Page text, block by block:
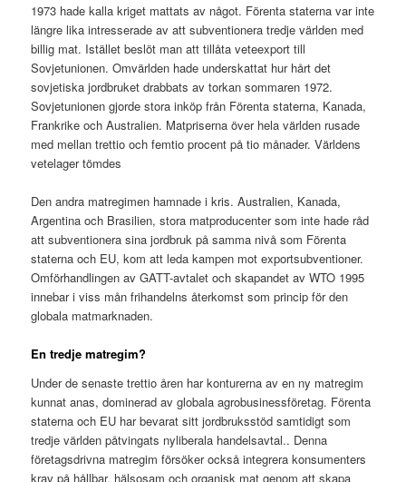
1973 hade kalla kriget mattats av något. Förenta staterna var inte
längre lika intresserade av att subventionera tredje världen med
billig mat. Istället beslöt man att tillåta veteexport till
Sovjetunionen. Omvärlden hade underskattat hur hårt det
sovjetiska jordbruket drabbats av torkan sommaren 1972.
Sovjetunionen gjorde stora inköp från Förenta staterna, Kanada,
Frankrike och Australien. Matpriserna över hela världen rusade
med mellan trettio och femtio procent på tio månader. Världens
vetelager tömdes
Den andra matregimen hamnade i kris. Australien, Kanada,
Argentina och Brasilien, stora matproducenter som inte hade råd
att subventionera sina jordbruk på samma nivå som Förenta
staterna och EU, kom att leda kampen mot exportsubventioner.
Omförhandlingen av GATT-avtalet och skapandet av WTO 1995
innebar i viss mån frihandelns återkomst som princip för den
globala matmarknaden.
En tredje matregim?
Under de senaste trettio åren har konturerna av en ny matregim
kunnat anas, dominerad av globala agrobusinessföretag. Förenta
staterna och EU har bevarat sitt jordbruksstöd samtidigt som
tredje världen påtvingats nyliberala handelsavtal.. Denna
företagsdrivna matregim försöker också integrera konsumenters
krav på hållbar, hälsosam och organisk mat genom att skapa